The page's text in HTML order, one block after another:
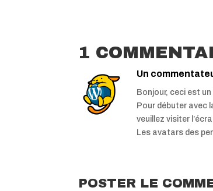
1
Un
Bonjour, ceci est
Pour débuter avec
veuillez visiter
Les avatars des
POSTER LE